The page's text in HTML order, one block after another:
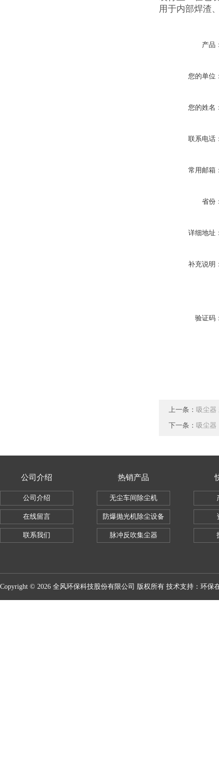
用于内部焊渣
产品
您的单位
您的姓名
联系电话
常用邮箱
省份
详细地址
补充说明
验证码
上一条： 吸尘器
下一条： 吸尘器
公司介绍
公司介绍
在线留言
联系我们
热销产品
无尘车间除尘机
防爆抛光机除尘设备
脉冲反吹集尘器
Copyright © 2026 全风环保科技股份有限公司 版权所有 技术支持： 环保